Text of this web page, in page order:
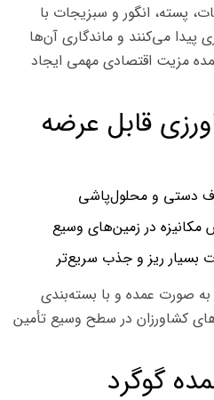
پسته، انگور و سبزیجات با
می‌کنند و ماندگاری آن‌ها
مزیت اقتصادی مهمی ایجاد
قابل عرضه
دستی و محلول‌پاشی
در زمین‌های وسیع
بسیار ریز و جذب سریع‌تر
به صورت عمده و با بسته‌بندی
کشاورزان در سطح وسیع تأمین
گوگرد